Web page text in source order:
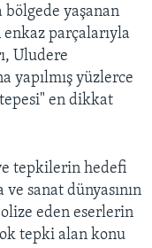
bölgede yaşanan
parçalarıyla
Uludere
yapılmış yüzlerce
en dikkat
tepkilerin hedefi
sanat dünyasının
eden eserlerin
tepki alan konu